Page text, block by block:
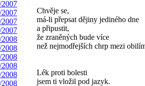
Chvěje se,
má-li přepsat dějiny jediného dne
a připustit,
že zraněných bude více
než nejmodřejších chrp mezi
Lék proti bolesti
jsem ti vložil pod jazyk.